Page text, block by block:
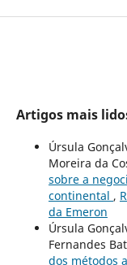
Artigos mais
Úrsula
Moreira da
sobre a
continental ,
da Emeron
Úrsula
Fernandes
dos métodos